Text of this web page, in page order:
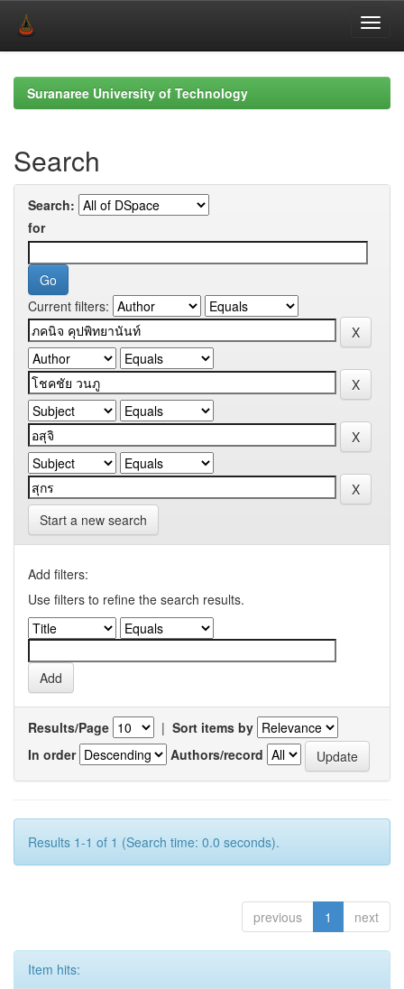
navigationSuranaree University of Technology
Search
Search:
for
Current filters:
Start a new search
Add filters:
Use filters to refine the search results.
Results/Page | Sort items by
In order
Authors/record
Results 1-1 of 1 (Search time: 0.0 seconds).
previous 1 next
Item hits: